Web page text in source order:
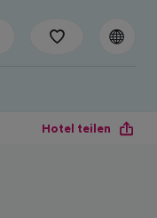
Hotel teilen